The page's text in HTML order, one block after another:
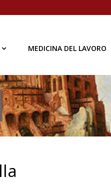
MEDICINA DEL LAVORO